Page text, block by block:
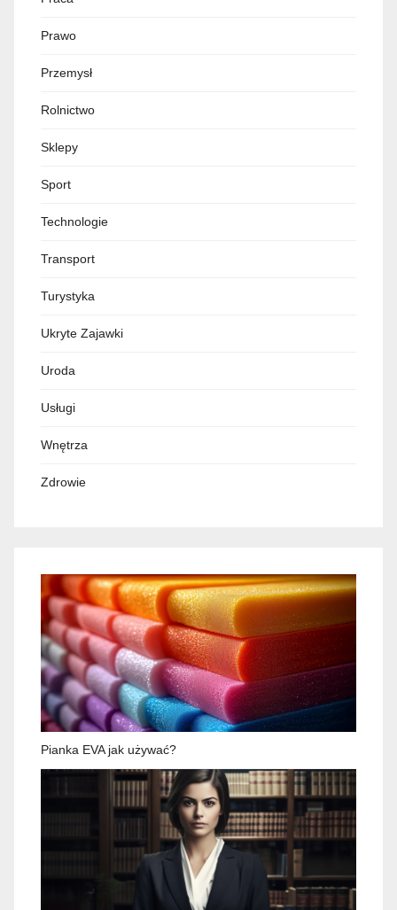
Prawo
Przemysł
Rolnictwo
Sklepy
Sport
Technologie
Transport
Turystyka
Ukryte Zajawki
Uroda
Usługi
Wnętrza
Zdrowie
Pianka EVA jak używać?